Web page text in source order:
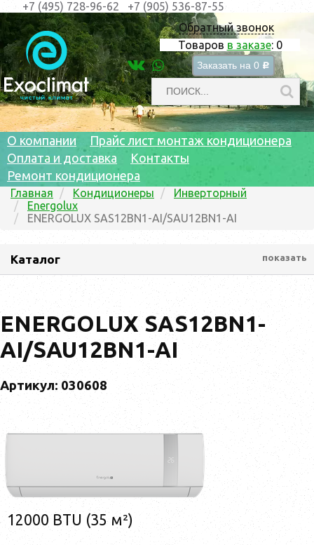
Обратный звонок
Товаров в заказе: 0
Заказать на 0 c
+7 (495) 728-96-62 +7 (905) 536-87-55
О компании
Прайс лист монтаж кондиционера
Оплата и доставка
Контакты
Ремонт кондиционера
Главная Кондиционеры
Инверторный
Energolux
ENERGOLUX SAS12BN1-AI/SAU12BN1-AI
Каталог показать
ENERGOLUX SAS12BN1-
AI/SAU12BN1-AI
Артикул: 030608
12000 BTU (35 м²)